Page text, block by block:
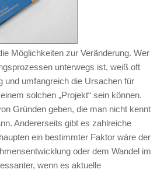
Möglichkeiten zur Veränderung. Wer
unterwegs ist, weiß oft
und umfangreich die Ursachen für
solchen „Projekt“ sein können.
Gründen geben, die man nicht kennt
Andererseits gibt es zahlreiche
ein bestimmter Faktor wäre der
oder dem Wandel im
wenn es aktuelle